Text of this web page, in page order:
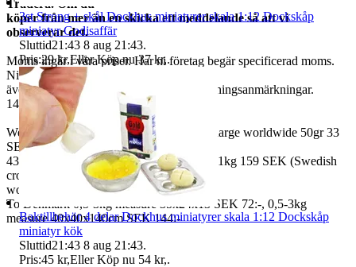
Tradera. Om du
köper från mer än en skicka ett meddelande så att vi
observerar det.
Moms ingår i våra priser. Har ni företag begär specificerad moms.
Ni kan
även fråga om faktura om ni inte har betalningsanmärkningar.
14 dagars full returrätt vid oanvänd vara.
We also ship abroad worldwide. Freightcharge worldwide 50gr 33
SEK, 100 gr
43 SEK, 250gr 85 SEK, 0,5kg 109 SEK, 1kg 159 SEK (Swedish
crown
worldwide price freight)
To Denmark 0,5-3kg measure 35x24x13 SEK 72:-, 0,5-3kg
measure 40x40x140cm SEK 144:-
3st Strong + skål Dockhus miniatyrer skala 1:12 Dockskåp
miniatyr Godisaffär
Sluttid21:43 8 aug 21:43.
Pris:29 kr,Eller Köp nu 37 kr,.
Baktillbehör 4 delar Dockhus miniatyrer skala 1:12 Dockskåp
miniatyr kök
Sluttid21:43 8 aug 21:43.
Pris:45 kr,Eller Köp nu 54 kr,.